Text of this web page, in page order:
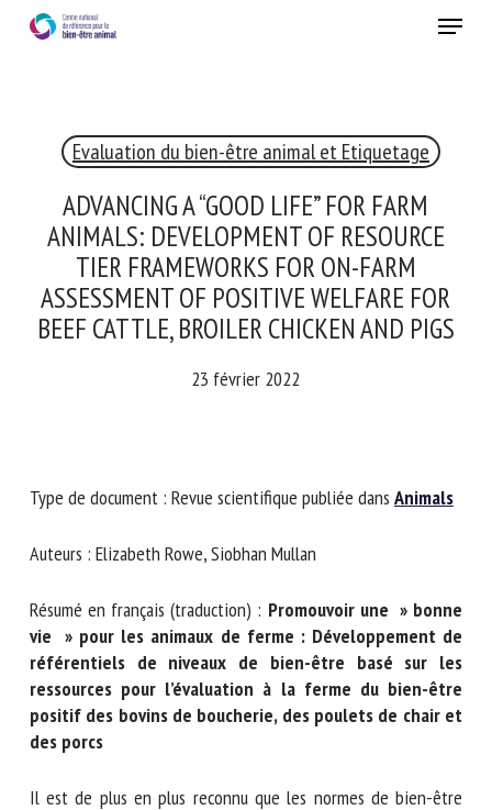
Menu
Evaluation du bien-être animal et Etiquetage
ADVANCING A “GOOD LIFE” FOR FARM
ANIMALS: DEVELOPMENT OF RESOURCE
TIER FRAMEWORKS FOR ON-FARM
ASSESSMENT OF POSITIVE WELFARE FOR
BEEF CATTLE, BROILER CHICKEN AND PIGS
23 février 2022
Type de document : Revue scientifique publiée dans
Résumé en français (traduction) :Promouvoir une »
bonne vie » pour les animaux de ferme :
Développement de référentiels de niveaux de bien-
être basé sur les ressources pour l’évaluation à la
ferme du bien-être positif des bovins de boucherie,
RECEVEZ CHAQUE MOIS GRATUITEMENT
ANIMAL
Select language
Nom *